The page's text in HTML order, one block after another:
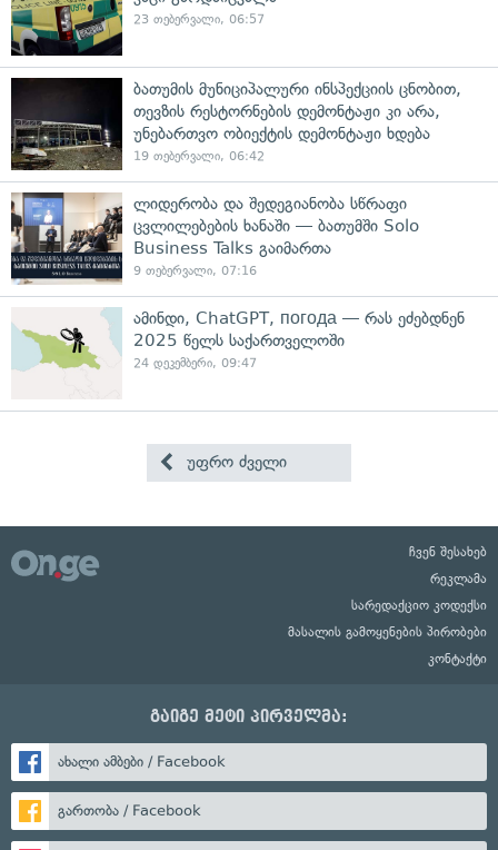
23 თებერვალი, 06:57
ბათუმის მუნიციპალური ინსპექციის ცნობით,
თევზის რესტორნების დემონტაჟი კი არა,
უნებართვო ობიექტის დემონტაჟი ხდება
19 თებერვალი, 06:42
ლიდერობა და შედეგიანობა სწრაფი
ცვლილებების ხანაში — ბათუმში Solo
Business Talks გაიმართა
9 თებერვალი, 07:16
ამინდი, ChatGPT, погода — რას ეძებდნენ
2025 წელს საქართველოში
24 დეკემბერი, 09:47
უფრო ძველი
ჩვენ შესახებ
რეკლამა
სარედაქციო კოდექსი
მასალის გამოყენების პირობები
კონტაქტი
გაიგე მეტი პირველმა:
ახალი ამბები / Facebook
გართობა / Facebook